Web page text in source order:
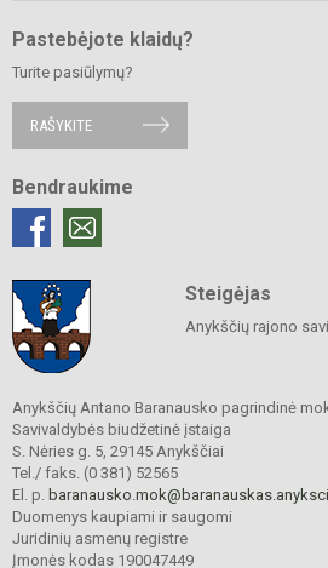
Pastebėjote klaidų?
Turite pasiūlymų?
RAŠYKITE
Bendraukime
Steigėjas
Anykščių rajono
Anykščių Antano Baranausko pagrindinė
Savivaldybės biudžetinė įstaiga
S. Nėries g. 5, 29145 Anykščiai
Tel./ faks. (0 381) 52565
El. p.
Duomenys kaupiami ir saugomi
Juridinių asmenų registre
Įmonės kodas 190047449